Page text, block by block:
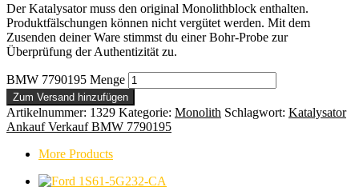
Der Katalysator muss den original Monolithblock enthalten.
Produktfälschungen können nicht vergütet werden. Mit dem
Zusenden deiner Ware stimmst du einer Bohr-Probe zur
Überprüfung der Authentizität zu.
BMW 7790195 Menge
Zum Versand hinzufügen
Artikelnummer: 1329 Kategorie: Monolith Schlagwort: Katalysator
Ankauf Verkauf BMW 7790195
More Products